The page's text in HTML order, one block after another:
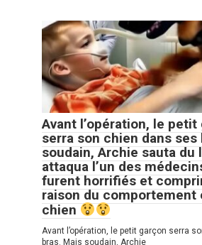
Avant l’opération, le petit
serra son chien dans ses
soudain, Archie sauta du
attaqua l’un des
furent horrifiés et
raison du comportement
chien
Avant l’opération, le petit garçon serra
bras. Mais soudain, Archie